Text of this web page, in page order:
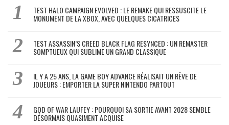
TEST HALO CAMPAIGN EVOLVED : LE REMAKE QUI RESSUSCITE LE
MONUMENT DE LA XBOX, AVEC QUELQUES CICATRICES
TEST ASSASSIN’S CREED BLACK FLAG RESYNCED : UN REMASTER
SOMPTUEUX QUI SUBLIME UN GRAND CLASSIQUE
IL Y A 25 ANS, LA GAME BOY ADVANCE RÉALISAIT UN RÊVE DE
JOUEURS : EMPORTER LA SUPER NINTENDO PARTOUT
GOD OF WAR LAUFEY : POURQUOI SA SORTIE AVANT 2028 SEMBLE
DÉSORMAIS QUASIMENT ACQUISE